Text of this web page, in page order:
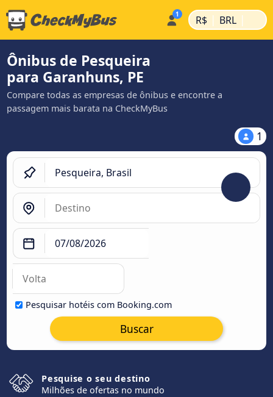
R$ | BRL |
Ônibus de Pesqueira
para Garanhuns, PE
Compare todas as empresas de ônibus e encontre a
passagem mais barata na CheckMyBus
1
Pesquisar hotéis com Booking.com
Buscar
Pesquise o seu destino
Milhões de ofertas no mundo